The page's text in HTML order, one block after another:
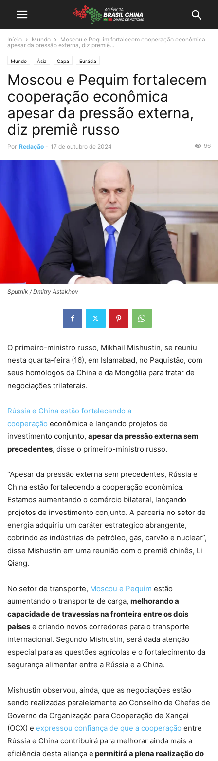
Início Mundo
Moscou e Pequim fortalecem cooperação econômica
apesar da pressão externa, diz premiê...
Mundo Ásia Capa Eurásia
Moscou e Pequim fortalecem
cooperação econômica
apesar da pressão externa,
diz premiê russo
Por Redação - 17 de outubro de 2024 96
Sputnik / Dmitry Astakhov
O primeiro-ministro russo, Mikhail Mishustin, se reuniu
nesta quarta-feira (16), em Islamabad, no Paquistão, com
seus homólogos da China e da Mongólia para tratar de
negociações trilaterais.
Rússia e China estão fortalecendo a
cooperação econômica e lançando projetos de
investimento conjunto, apesar da pressão externa sem
precedentes, disse o primeiro-ministro russo.
“Apesar da pressão externa sem precedentes, Rússia e
China estão fortalecendo a cooperação econômica.
Estamos aumentando o comércio bilateral, lançando
projetos de investimento conjunto. A parceria no setor de
energia adquiriu um caráter estratégico abrangente,
cobrindo as indústrias de petróleo, gás, carvão e nuclear”,
disse Mishustin em uma reunião com o premiê chinês, Li
Qiang.
No setor de transporte, Moscou e Pequim estão
aumentando o transporte de carga, melhorando a
capacidade de travessias na fronteira entre os dois
países e criando novos corredores para o transporte
internacional. Segundo Mishustin, será dada atenção
especial para as questões agrícolas e o fortalecimento da
segurança alimentar entre a Rússia e a China.
Mishustin observou, ainda, que as negociações estão
sendo realizadas paralelamente ao Conselho de Chefes de
Governo da Organização para Cooperação de Xangai
(OCX) e expressou confiança de que a cooperação entre
Rússia e China contribuirá para melhorar ainda mais a
eficiência desta aliança e permitirá a plena realização do